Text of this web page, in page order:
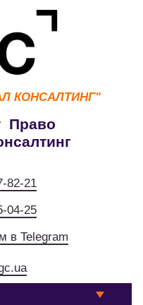
КОНСАЛТИНГ"
Право
82-21
04-25
в Telegram